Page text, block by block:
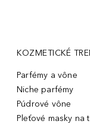
KOZMETICKÉ
Parfémy a vône
Niche parfémy
Púdrové vône
Pleťové masky na